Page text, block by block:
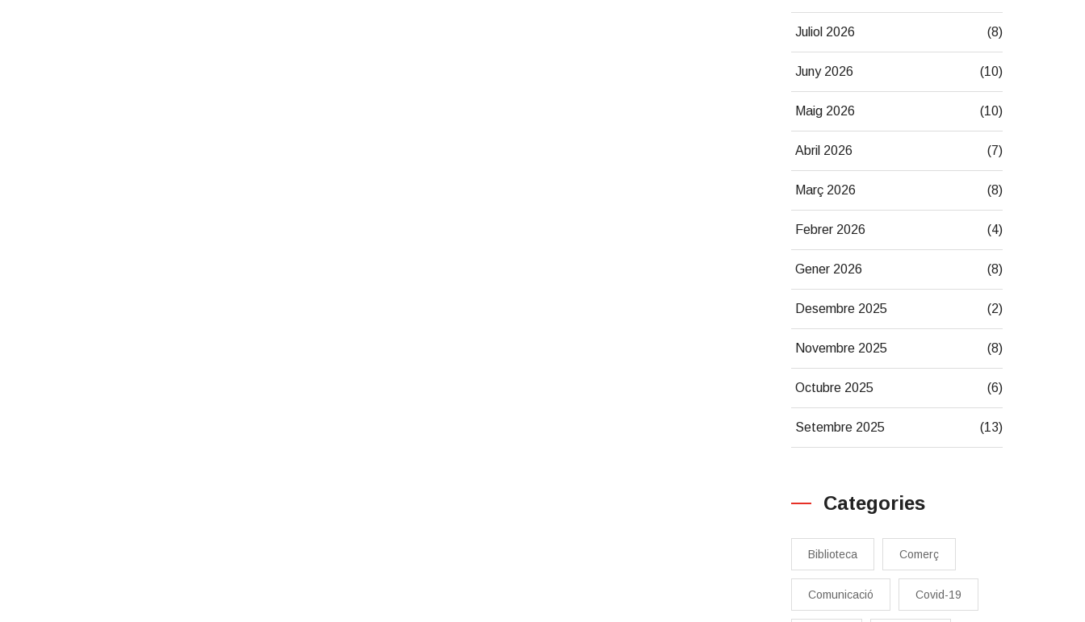
Juliol 2026 (8)
Juny 2026 (10)
Maig 2026 (10)
Abril 2026 (7)
Març 2026 (8)
Febrer 2026 (4)
Gener 2026 (8)
Desembre 2025 (2)
Novembre 2025 (8)
Octubre 2025 (6)
Setembre 2025 (13)
Categories
Biblioteca Comerç
Comunicació Covid-19